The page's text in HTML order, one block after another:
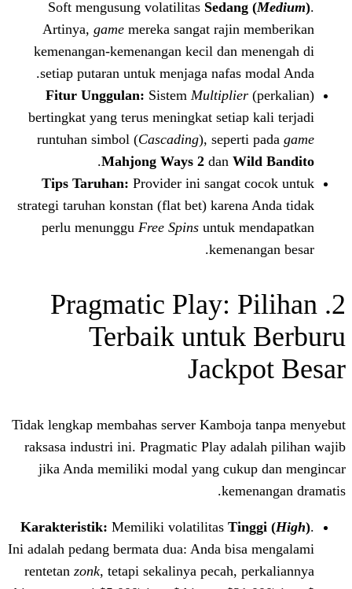
Soft mengusung volatilitas
Artinya,gamemereka sangat rajin
kemenangan-kemenangan kecil dan
setiap putaran untuk menjaga nafas
Fitur Unggulan:SistemMultiplier
bertingkat yang terus meningkat
runtuhan simbol (Cascading),
Mahjong Ways 2dan
.
Tips Taruhan:Provider ini sangat
strategi taruhan konstan (flat bet)
perlu menungguFree Spinsuntuk
2. Pragmatic Play:
Terbaik
Tidak lengkap membahas server
raksasa industri ini. Pragmatic Play
jika Anda memiliki modal yang
Karakteristik:Memiliki volatilitas
Ini adalah pedang bermata dua: Anda
rentetanzonk, tetapi sekalinya pecah,